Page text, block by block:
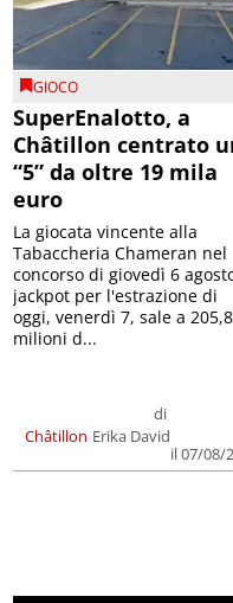
GIOCO
SuperEnalotto, a
Châtillon centrato
“5” da oltre 19 mila
euro
Châtillon
di
Erika David
il 07/08/
La giocata vincente alla
Tabaccheria Chameran nel
concorso di giovedì 6
jackpot per l'estrazione di
oggi, venerdì 7, sale a 205,8
milioni d...